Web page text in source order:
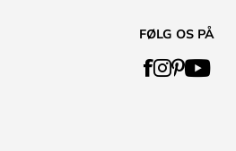
FØLG OS PÅ